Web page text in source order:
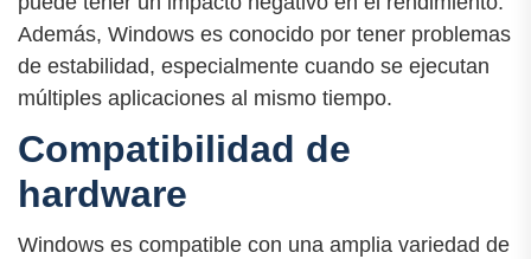
Además, Windows es conocido por tener problemas
de estabilidad, especialmente cuando se ejecutan
múltiples aplicaciones al mismo tiempo.
Compatibilidad de
hardware
Windows es compatible con una amplia variedad de